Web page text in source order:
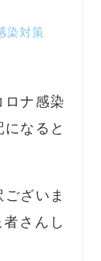
染対策
ナ感染
なると
ざいま
さんし